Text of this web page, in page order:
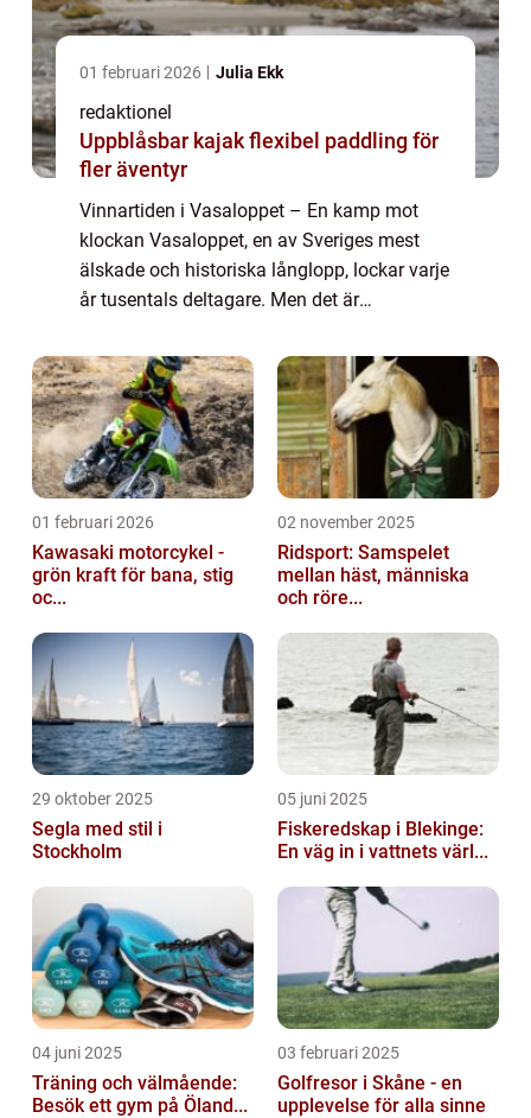
01 februari 2026 Julia Ekk
redaktionel
Uppblåsbar kajak flexibel paddling för
fler äventyr
Vinnartiden i Vasaloppet – En kamp mot
klockan Vasaloppet, en av Sveriges mest
älskade och historiska långlopp, lockar varje
år tusentals deltagare. Men det är
fångar intresset hos både idrottsentusiaster
...
01 februari 2026
Kawasaki motorcykel -
grön kraft för bana, stig
oc...
02 november 2025
Ridsport: Samspelet
mellan häst, människa
och röre...
29 oktober 2025
Segla med stil i
Stockholm
05 juni 2025
Fiskeredskap i Blekinge:
En väg in i vattnets värl...
04 juni 2025
Träning och välmående:
Besök ett gym på Öland...
03 februari 2025
Golfresor i Skåne - en
upplevelse för alla sinne